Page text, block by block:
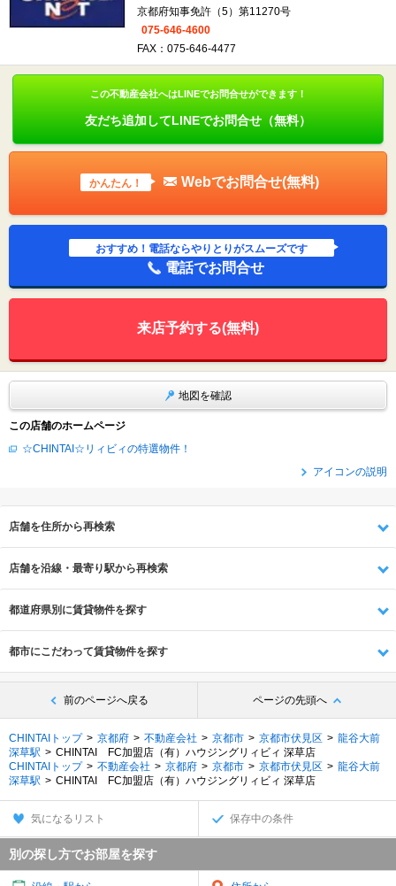
京都府知事免許（5）第11270号
075-646-4600
FAX：075-646-4477
この不動産会社へはLINEでお問合せができます！
友だち追加してLINEでお問合せ（無料）
かんたん！ Webでお問合せ(無料)
おすすめ！電話ならやりとりがスムーズです
電話でお問合せ
来店予約する(無料)
地図を確認
この店舗のホームページ
☆CHINTAI☆リィビィの特選物件！
アイコンの説明
店舗を住所から再検索
店舗を沿線・最寄り駅から再検索
都道府県別に賃貸物件を探す
都市にこだわって賃貸物件を探す
前のページへ戻る ページの先頭へ
CHINTAIトップ 京都府 不動産会社 京都市 京都市伏見区
龍谷大前
深草駅
CHINTAI FC加盟店（有）ハウジングリィビィ 深草店
CHINTAIトップ
不動産会社 京都府 京都市 京都市伏見区
龍谷大前
深草駅
CHINTAI FC加盟店（有）ハウジングリィビィ 深草店
気になるリスト 保存中の条件
別の探し方でお部屋を探す